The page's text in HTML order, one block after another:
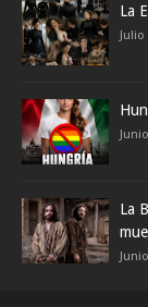
La
Julio
La